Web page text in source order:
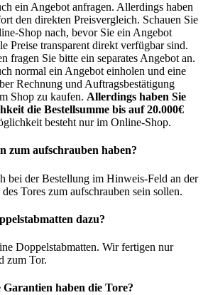
ein Angebot anfragen. Allerdings haben
den direkten Preisvergleich. Schauen Sie
Shop nach, bevor Sie ein Angebot
Preise transparent direkt verfügbar sind.
fragen Sie bitte ein separates Angebot an.
normal ein Angebot einholen und eine
Rechnung und Auftragsbestätigung
Shop zu kaufen. Allerdings haben Sie
die Bestellsumme bis auf 20.000€
besteht nur im Online-Shop.
zum aufschrauben haben?
bei der Bestellung im Hinweis-Feld an der
Tores zum aufschrauben sein sollen.
dazu?
Doppelstabmatten. Wir fertigen nur
zum Tor.
haben die Tore?